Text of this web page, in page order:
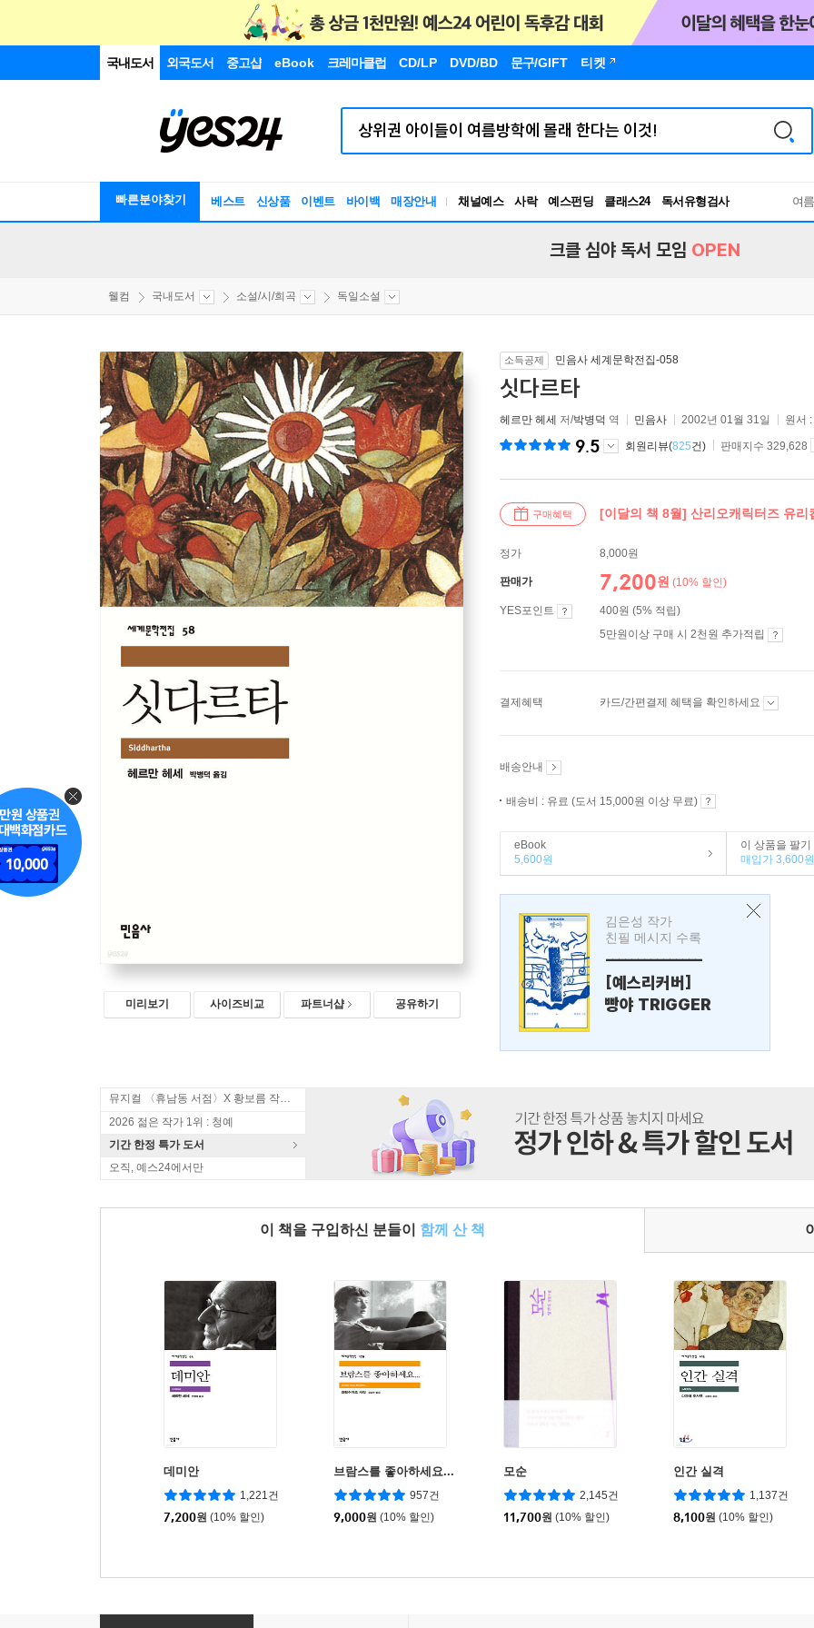
국내도서 외국도서 중고샵 eBook 크레마클럽 CD/LP DVD/BD 문구/GIFT 티켓
빠른분야찾기 베스트 신상품 이벤트 바이백 매장안내 채널예스 사락 예스펀딩 클래스24
독서유형검사
RBTI Lab
여
크클 심야 독서 모임 OPEN
웰컴 국내도서 소설/시/희곡 독일소설
미리보기 사이즈비교 파트너샵 공유하기
소득공제 민음사 세계문학전집-058
싯다르타
헤르만 헤세 저/박병덕 역 민음사 2002년 01월 31일 원서 :
9.5 회원리뷰(825건) 판매지수 329,628
구매혜택 [이달의 책 8월] 산리오캐릭터즈 유리
정가 8,000원
판매가 7,200원 (10% 할인)
YES포인트
400원 (5% 적립)
5만원이상 구매 시 2천원 추가적립
결제혜택 카드/간편결제 혜택을 확인하세요
배송안내
배송비 : 유료 (도서 15,000원 이상 무료)
eBook
5,600원
이 상품을 팔기
매입가 3,600원
김은성 작가
친필 메시지 수록
---------------
[예스리커버]
빵야 TRIGGER
뮤지컬 〈휴남동 서점〉X 황보름 작가 북토크
2026 젊은 작가 1위 : 청예
기간 한정 특가 도서
오직, 예스24에서만
이 책을 구입하신 분들이 함께 산 책
데미안
1,221건
7,200원 (10% 할인)
브람스를 좋아하세요...
957건
9,000원 (10% 할인)
모순
2,145건
11,700원 (10% 할인)
인간 실격
1,137건
8,100원 (10% 할인)